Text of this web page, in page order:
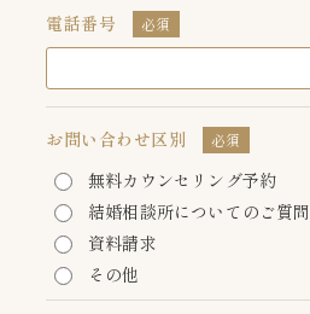
電話番号 必須
お問い合わせ区別 必須
無料カウンセリング予約
結婚相談所についてのご質問
資料請求
その他